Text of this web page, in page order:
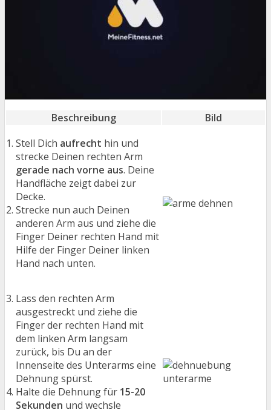
Beschreibung
Bild
Stell Dich aufrecht hin und
strecke Deinen rechten Arm
gerade nach vorne aus. Deine
Handfläche zeigt dabei zur
Decke.
Strecke nun auch Deinen
anderen Arm aus und ziehe die
Finger Deiner rechten Hand mit
Hilfe der Finger Deiner linken
Hand nach unten.
Lass den rechten Arm
ausgestreckt und ziehe die
Finger der rechten Hand mit
dem linken Arm langsam
zurück, bis Du an der
Innenseite des Unterarms eine
Dehnung spürst.
Halte die Dehnung für 15-20
Sekunden und wechsle